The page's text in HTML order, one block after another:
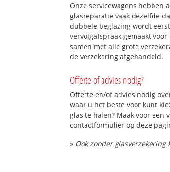
Onze servicewagens hebben
glasreparatie vaak dezelfde
dubbele beglazing wordt
vervolgafspraak gemaakt
samen met alle grote
de verzekering afgehandeld.
Offerte of advies nodig?
Offerte en/of advies nodig
waar u het beste voor kunt
glas te halen? Maak voor
contactformulier op deze
» Ook zonder